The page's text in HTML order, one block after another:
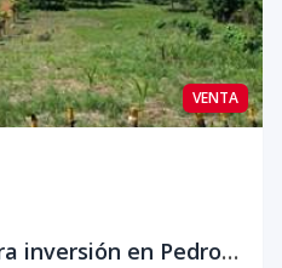
VENTA
Terreno en venta para inversión en Pedro Brand, Santo Domingo